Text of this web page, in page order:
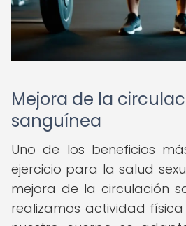
Mejora de la
sanguínea
Uno de los beneficios
ejercicio para la salud
mejora de la circulación
realizamos actividad